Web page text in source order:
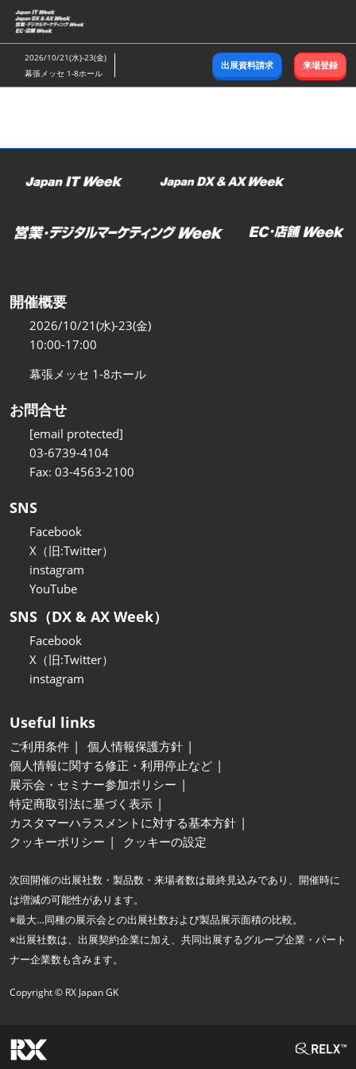
ス
キ
ッ
し
む
2026/10/21(水)-23(金)
幕張メッセ 1-8ホール
出展資料請求 来場登録
開催概要
2026/10/21(水)-23(金)
10:00-17:00
幕張メッセ 1-8ホール
お問合せ
[email protected]
03-6739-4104
Fax: 03-4563-2100
SNS
Facebook
X（旧:Twitter）
instagram
YouTube
SNS（DX & AX Week）
Facebook
X（旧:Twitter）
instagram
Useful links
ご利用条件
個人情報保護方針
個人情報に関する修正・利用停止など
展示会・セミナー参加ポリシー
特定商取引法に基づく表示
カスタマーハラスメントに対する基本方針
クッキーポリシー
クッキーの設定
次回開催の出展社数・製品数・来場者数は最終見込みであり、開催時に
は増減の可能性があります。
※最大…同種の展示会との出展社数および製品展示面積の比較。
※出展社数は、出展契約企業に加え、共同出展するグループ企業・パート
ナー企業数も含みます。
Copyright © RX Japan GK